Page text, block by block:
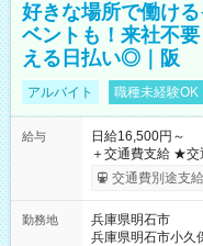
好きな場所で働け
ベントも！来社不
える日払い◎｜阪
アルバイト 職種未経験OK
給与
日給16,500円～
＋交通費支給 ★交通費全額支給！ ★日払いOK！（規定あり） ┗
働いたその日に
交通費別途支
勤務地
兵庫県明石市
兵庫県明石市小久